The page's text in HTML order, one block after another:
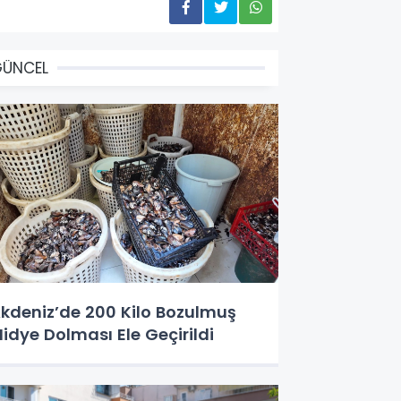
200 Kilo Bozulmuş
Dolması Ele Geçirildi